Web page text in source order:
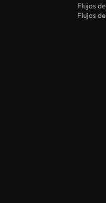
Flujos
Flujos